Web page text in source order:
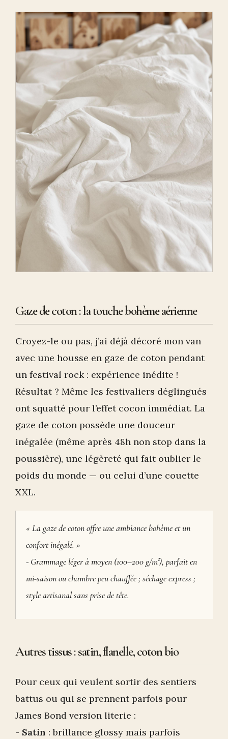
external)
Gaze de coton : la touche bohème aérienne
Croyez-le ou pas, j’ai déjà décoré mon van
avec une housse en gaze de coton pendant
un festival rock : expérience inédite !
Résultat ? Même les festivaliers déglingués
ont squatté pour l’effet cocon immédiat. La
gaze de coton possède une douceur
inégalée (même après 48h non stop dans la
poussière), une légèreté qui fait oublier le
poids du monde — ou celui d’une couette
XXL.
« La gaze de coton offre une ambiance bohème et un
confort inégalé. »
- Grammage léger à moyen (100–200 g/m²), parfait en
mi-saison ou chambre peu chauffée ; séchage express ;
style artisanal sans prise de tête.
Autres tissus : satin, flanelle, coton bio
Pour ceux qui veulent sortir des sentiers
battus ou qui se prennent parfois pour
James Bond version literie :
- Satin : brillance glossy mais parfois